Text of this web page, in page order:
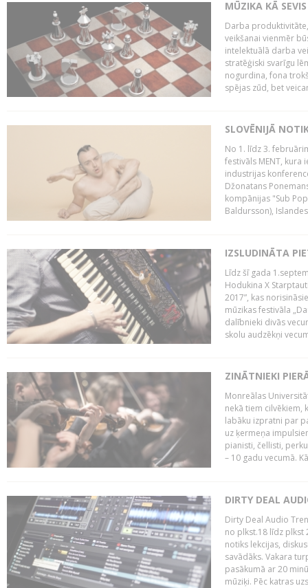
MŪZIKA KĀ
Darba
veikšanai vienmēr
intelektuālā darba
stratēģiski svarīgu
nogurdina, fona
spējas zūd, bet
SLOVĒNIJĀ
No 1. līdz 3.
festivāls MENT, kura
industrijas
Džonatans
kompānijas "Sub
Baldursson),
IZSLUDINĀTA
Līdz šī gada
Hodukina X
2017”, kas
mūzikas festivāla
dalībnieki divās
skolu audzēkņi
ZINĀTNIEKI
Monreālas
nekā tiem cilvēkiem,
labāku izpratni par
uz ķermeņa
pianisti, čellisti,
– 10 gadu vecumā.
DIRTY DEAL
Dirty Deal Audio
no plkst.18 līdz plkst
notiks lekcijas,
savādāks. Vakara
pasākumā ar 20
mūziķi. Pēc katras